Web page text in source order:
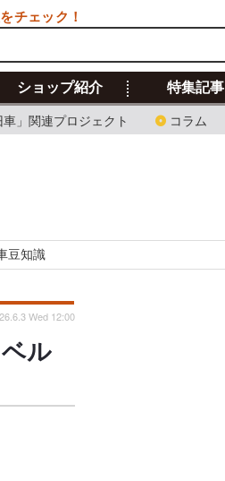
」関連プロジェクト コラム
ショップ紹介 特集記事
豆知識
ル
Wed 12:00
チェック！